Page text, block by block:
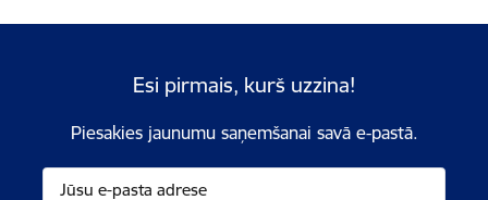
Esi pirmais, kurš uzzina!
Piesakies jaunumu saņemšanai savā e-pastā.